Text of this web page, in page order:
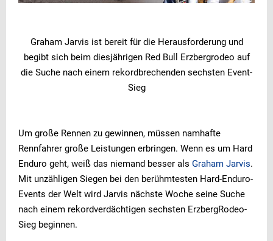
Graham Jarvis ist bereit für die Herausforderung und
begibt sich beim diesjährigen Red Bull Erzbergrodeo auf
die Suche nach einem rekordbrechenden sechsten Event-
Sieg
Um große Rennen zu gewinnen, müssen namhafte
Rennfahrer große Leistungen erbringen. Wenn es um Hard
Enduro geht, weiß das niemand besser als Graham Jarvis.
Mit unzähligen Siegen bei den berühmtesten Hard-Enduro-
Events der Welt wird Jarvis nächste Woche seine Suche
nach einem rekordverdächtigen sechsten ErzbergRodeo-
Sieg beginnen.